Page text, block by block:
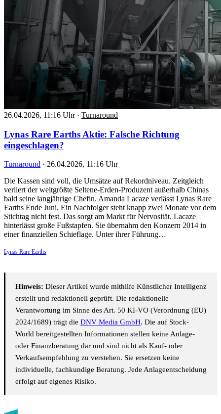
26.04.2026, 11:16 Uhr · Turnaround
Lynas Rare Earths Aktie: Falsche Richtung
eingeschlagen?
Turnaround · 26.04.2026, 11:16 Uhr
Die Kassen sind voll, die Umsätze auf Rekordniveau. Zeitgleich
verliert der weltgrößte Seltene-Erden-Produzent außerhalb Chinas
bald seine langjährige Chefin. Amanda Lacaze verlässt Lynas Rare
Earths Ende Juni. Ein Nachfolger steht knapp zwei Monate vor dem
Stichtag nicht fest. Das sorgt am Markt für Nervosität. Lacaze
hinterlässt große Fußstapfen. Sie übernahm den Konzern 2014 in
einer finanziellen Schieflage. Unter ihrer Führung…
Lynas Rare Earths
Hinweis: Dieser Artikel wurde mithilfe Künstlicher Intelligenz
erstellt und redaktionell geprüft. Die redaktionelle
Verantwortung im Sinne des Art. 50 KI-VO (Verordnung (EU)
2024/1689) trägt die DNV Media GmbH. Die auf Stock-
World bereitgestellten Informationen stellen keine Anlage-
oder Finanzberatung dar und sind nicht als Kauf- oder
Verkaufsempfehlung zu verstehen. Sie ersetzen keine
individuelle, fachkundige Beratung. Jede Anlageentscheidung
erfolgt auf eigenes Risiko.